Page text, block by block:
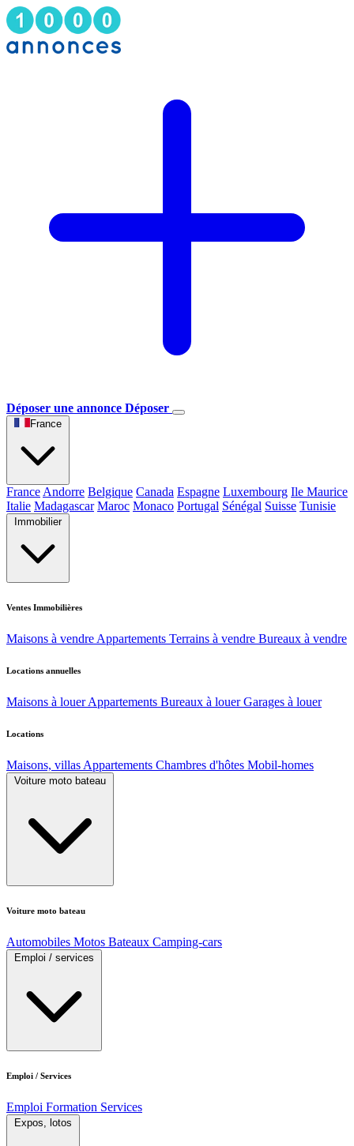
Déposer une annonce Déposer
France
France Andorre Belgique Canada Espagne Luxembourg Ile Maurice
Italie Madagascar Maroc Monaco Portugal Sénégal Suisse Tunisie
Immobilier
Ventes Immobilières
Maisons à vendre Appartements Terrains à vendre Bureaux à vendre
Locations annuelles
Maisons à louer Appartements Bureaux à louer Garages à louer
Locations
Maisons, villas Appartements Chambres d'hôtes Mobil-homes
Voiture moto bateau
Voiture moto bateau
Automobiles Motos Bateaux Camping-cars
Emploi / services
Emploi / Services
Emploi Formation Services
Expos, lotos